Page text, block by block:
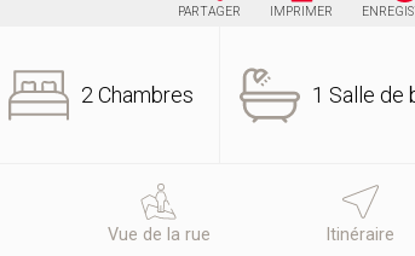
PARTAGER IMPRIMER
2 Chambres 1 Salle de
Vue de la rue Itinéraire